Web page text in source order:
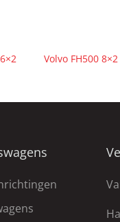
Volvo FH500